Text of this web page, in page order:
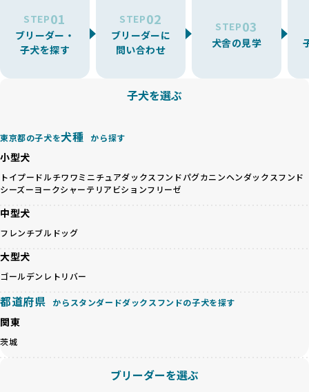
BreederFamiliesでは、アニマルウェルフェアを最優先に考
えた6つの絶対基準と12の総合基準を設定しています。これに
ことを徹底しています。
BreederFamiliesでは、以下の6項目を必須条件とし、これら
基づいた責任あるブリーディングを確保しています。
さらに、健康管理、社会性の育成、遺伝子検査、食事や運動
の質など、ワンちゃんの心身に配慮した飼育環境が整ってい
るかを評価する12項目の総合基準を設けています。これによ
り、より高い基準をクリアしたブリーダーだけを厳選してい
ます。
良ブリーダーのみが登録されています。
BreederFamiliesでは、法令に準拠するだけでなく、ワンち
のみを厳選しています。これにより、ユーザーの皆さんに安
心して選べる選択肢を提供しています。
「BreederFamilesのワンちゃんに優しい18の評価基準」は
こちら
接のヒアリング、現地確認を通じて厳しく評価しています。
このプロセスにより、育成環境や健康管理だけでなく、ブリ
たりストレスを抱えたりするリスクが高まります。
「少数の犬種に集中」の詳細はこちら
すが、無計画な交配には健康リスクが伴います。異なる犬種
の特徴を持つことで予測しにくい健康問題が発生する可能性
が高く、診断や治療も複雑化する場合があります。また、ミ
待する理想と現実が大きく異なることも少なくありません。
健康と性格を次世代に引き継ぐために、ミックス犬の繁殖を
避けます。無計画な交配がもたらすリスクを理解し、飼い主
への十分な説明とアフターフォローを確保できる範囲での繁
殖を徹底しているのです。
一方、営利優先ブリーダーは流行や需要に応じて安易にミッ
クス犬を繁殖し、健康管理や飼い主への配慮が不十分なこと
が多く見受けられます。場合によっては、チワワ×ハスキー
等体格の異なるリスクの高い交配を行うこともあります。
「ミックス犬を繁殖しない」の詳細はこちら
ペットショップやペットオークションは、流通過程でワンち
ゃんが長時間の輸送を強いられたり、狭いケージに閉じ込め
られるなど、心身に大きな負担がかかります。このような環
境は、ストレスや感染リスクを増大させるだけでなく、ワン
STEP01
ブリーダー・
子犬を探す
STEP02
ブリーダーに
問い合わせ
STEP03
犬舎の見学
子犬を選ぶ
東京都の子犬を犬種 から探す
小型犬
トイプードルチワワミニチュアダックスフンドパグカニンヘンダックスフンド
シーズーヨークシャーテリア ビションフリーゼ
中型犬
フレンチブルドッグ
大型犬
ゴールデンレトリバー
都道府県 からスタンダードダックスフンドの子犬を探す
関東
茨城
ブリーダーを選ぶ